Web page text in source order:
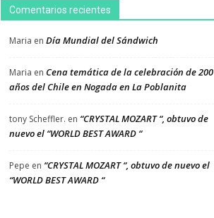
Comentarios recientes
Maria en Día Mundial del Sándwich
Maria en Cena temática de la celebración de 200
años del Chile en Nogada en La Poblanita
tony Scheffler. en “CRYSTAL MOZART “, obtuvo de
nuevo el “WORLD BEST AWARD “
Pepe en “CRYSTAL MOZART “, obtuvo de nuevo el
“WORLD BEST AWARD “